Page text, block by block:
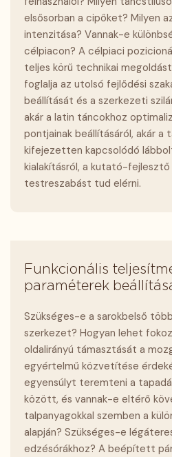
elsősorban a cipőket? Milyen
intenzitása? Vannak-e
célpiacon? A célpiaci
teljes körű technikai
foglalja az utolsó fejlődési
beállítását és a szerkezeti
akár a latin táncokhoz
pontjainak beállításáról, akár a
kifejezetten kapcsolódó
kialakításról, a kutató-
testreszabást tud elérni.
Funkcionális
paraméterek
Szükséges-e a sarokbelső
szerkezet? Hogyan lehet
oldalirányú támasztását a
egyértelmű közvetítése
egyensúlyt teremteni a
között, és vannak-e eltérő
talpanyagokkal szemben a
alapján? Szükséges-e
edzésórákhoz? A beépített